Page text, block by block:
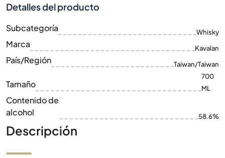
Detalles del producto
Subcategoría Whisky
Marca Kavalan
País/Región Taiwan/Taiwan
Tamaño
700
ML
Contenido de
alcohol
58.6%
Descripción